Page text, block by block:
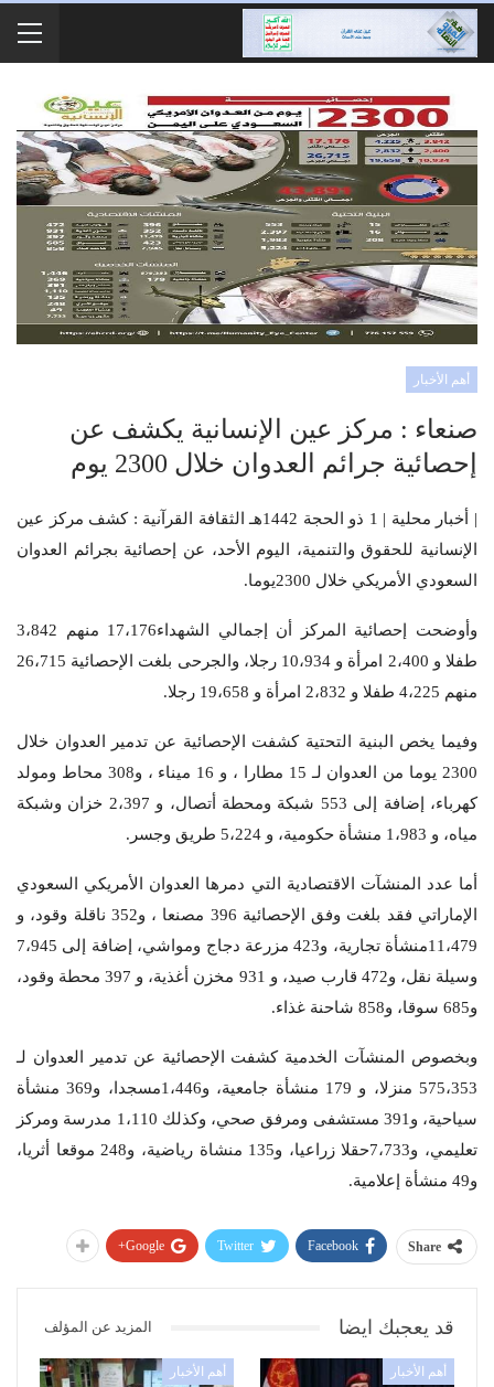
أهم الأخبار
صنعاء : مركز عين الإنسانية يكشف عن
إحصائية جرائم العدوان خلال 2300 يوم
| أخبار محلية | 1 ذو الحجة 1442هـ الثقافة القرآنية : كشف مركز عين
الإنسانية للحقوق والتنمية، اليوم الأحد، عن إحصائية بجرائم العدوان
السعودي الأمريكي خلال 2300يوما.
وأوضحت إحصائية المركز أن إجمالي الشهداء17،176 منهم 3،842
طفلا و 2،400 امرأة و 10،934 رجلا، والجرحى بلغت الإحصائية 26،715
منهم 4،225 طفلا و 2،832 امرأة و 19،658 رجلا.
وفيما يخص البنية التحتية كشفت الإحصائية عن تدمير العدوان خلال
2300 يوما من العدوان لـ 15 مطارا ، و 16 ميناء ، و308 محاط ومولد
كهرباء، إضافة إلى 553 شبكة ومحطة أتصال، و 2،397 خزان وشبكة
مياه، و 1،983 منشأة حكومية، و 5،224 طريق وجسر.
أما عدد المنشآت الاقتصادية التي دمرها العدوان الأمريكي السعودي
الإماراتي فقد بلغت وفق الإحصائية 396 مصنعا ، و352 ناقلة وقود، و
11،479منشأة تجارية، و423 مزرعة دجاج ومواشي، إضافة إلى 7،945
وسيلة نقل، و472 قارب صيد، و 931 مخزن أغذية، و 397 محطة وقود،
و685 سوقا، و858 شاحنة غذاء.
وبخصوص المنشآت الخدمية كشفت الإحصائية عن تدمير العدوان لـ
575،353 منزلا، و 179 منشأة جامعية، و1،446مسجدا، و369 منشأة
سياحية، و391 مستشفى ومرفق صحي، وكذلك 1،110 مدرسة ومركز
تعليمي، و7،733حقلا زراعيا، و135 منشاة رياضية، و248 موقعا أثريا،
و49 منشأة إعلامية.
Share
Facebook
Twitter
Google+
قد يعجبك ايضا المزيد عن المؤلف
أهم الأخبار أهم الأخبار